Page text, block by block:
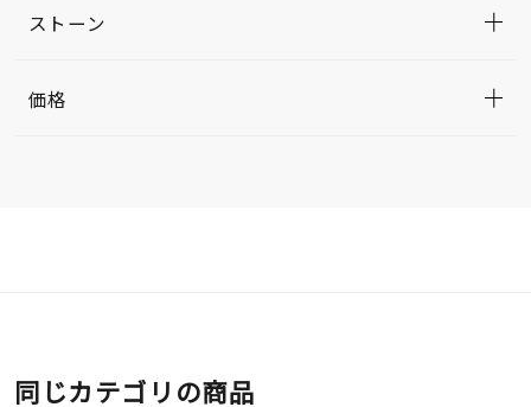
ストーン
価格
同じカテゴリの商品